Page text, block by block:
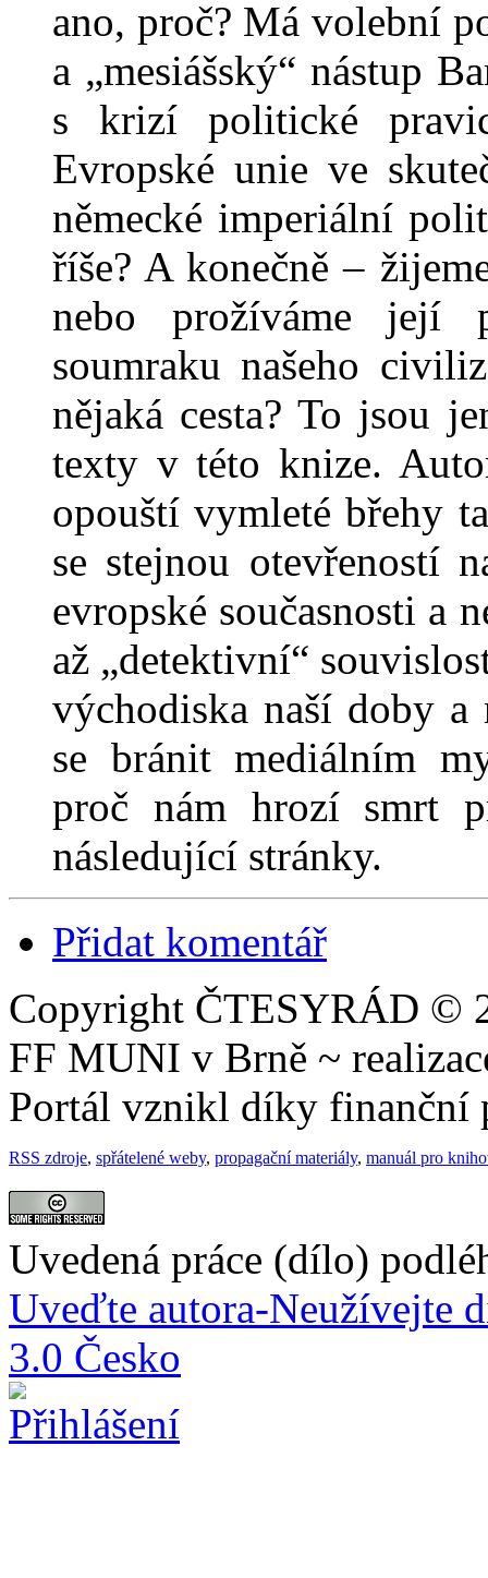
ano, proč? Má volební
a „mesiášský“ nástup
s krizí politické
Evropské unie ve
německé imperiální
říše? A konečně –
nebo prožíváme její
soumraku našeho
nějaká cesta? To jsou
texty v této knize.
opouští vymleté břehy
se stejnou otevřeností
evropské současnosti a
až „detektivní“
východiska naší doby
se bránit mediálním
proč nám hrozí smrt
následující stránky.
Přidat komentář
Copyright ČTESYRÁD ©
FF MUNI v Brně ~
Portál vznikl díky finanční
RSS zdroje, spřátelené weby, propagační materiály, manuál pro
Uvedená práce (dílo)
Uveďte autora-Neužívejte
3.0 Česko